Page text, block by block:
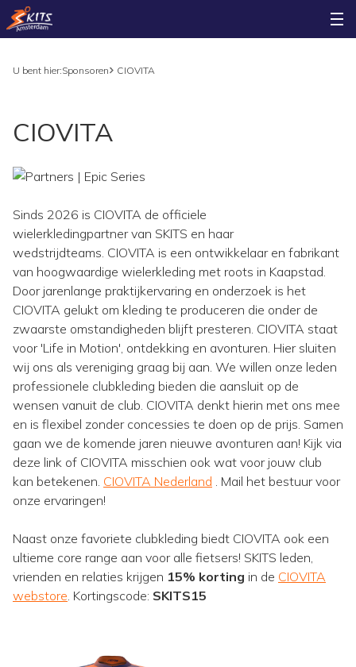
U bent hier:Sponsoren CIOVITA
CIOVITA
Sinds 2026 is CIOVITA de officiele
wielerkledingpartner van SKITS en haar
wedstrijdteams. CIOVITA is een ontwikkelaar en fabrikant
van hoogwaardige wielerkleding met roots in Kaapstad.
Door jarenlange praktijkervaring en onderzoek is het
CIOVITA gelukt om kleding te produceren die onder de
zwaarste omstandigheden blijft presteren. CIOVITA staat
voor 'Life in Motion', ontdekking en avonturen. Hier sluiten
wij ons als vereniging graag bij aan. We willen onze leden
professionele clubkleding bieden die aansluit op de
wensen vanuit de club. CIOVITA denkt hierin met ons mee
en is flexibel zonder concessies te doen op de prijs. Samen
gaan we de komende jaren nieuwe avonturen aan! Kijk via
deze link of CIOVITA misschien ook wat voor jouw club
kan betekenen. CIOVITA Nederland . Mail het bestuur voor
onze ervaringen!
Naast onze favoriete clubkleding biedt CIOVITA ook een
ultieme core range aan voor alle fietsers! SKITS leden,
vrienden en relaties krijgen 15% korting in de CIOVITA
webstore. Kortingscode: SKITS15